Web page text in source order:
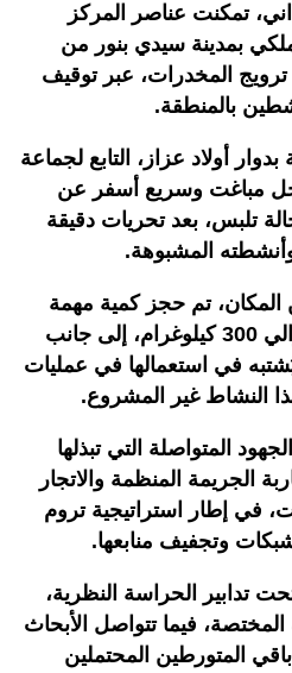
تمكنت عناصر المركز
بمدينة سيدي بنور من
المخدرات، عبر توقيف
بالمنطقة.
أولاد عزاز، التابع لجماعة
مباغت وسريع أسفر عن
تلبس، بعد تحريات دقيقة
المشبوهة.
المكان، تم حجز كمية مهمة
من مخدر الكيف بلغت حوالي 300 كيلوغرام، إلى جانب
في استعمالها في عمليات
النشاط غير المشروع.
المتواصلة التي تبذلها
الجريمة المنظمة والاتجار
في إطار استراتيجية تروم
وتجفيف منابعها.
تدابير الحراسة النظرية،
فيما تتواصل الأبحاث
المتورطين المحتملين